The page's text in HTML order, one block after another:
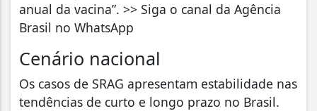
anual da vacina”. >> Siga o canal da Agência
Brasil no WhatsApp
Cenário nacional
Os casos de SRAG apresentam estabilidade nas
tendências de curto e longo prazo no Brasil.